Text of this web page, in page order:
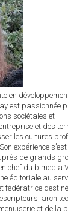
en
est passionnée
sociétales et
et des
les cultures
expérience
de grands
chef du bimedia
éditoriale au
fédératrice
et de la